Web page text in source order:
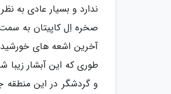
صخره اِل کاپیتان به سمت
آخرین اشعه های
طوری که این آبشار
و گردشگر در این